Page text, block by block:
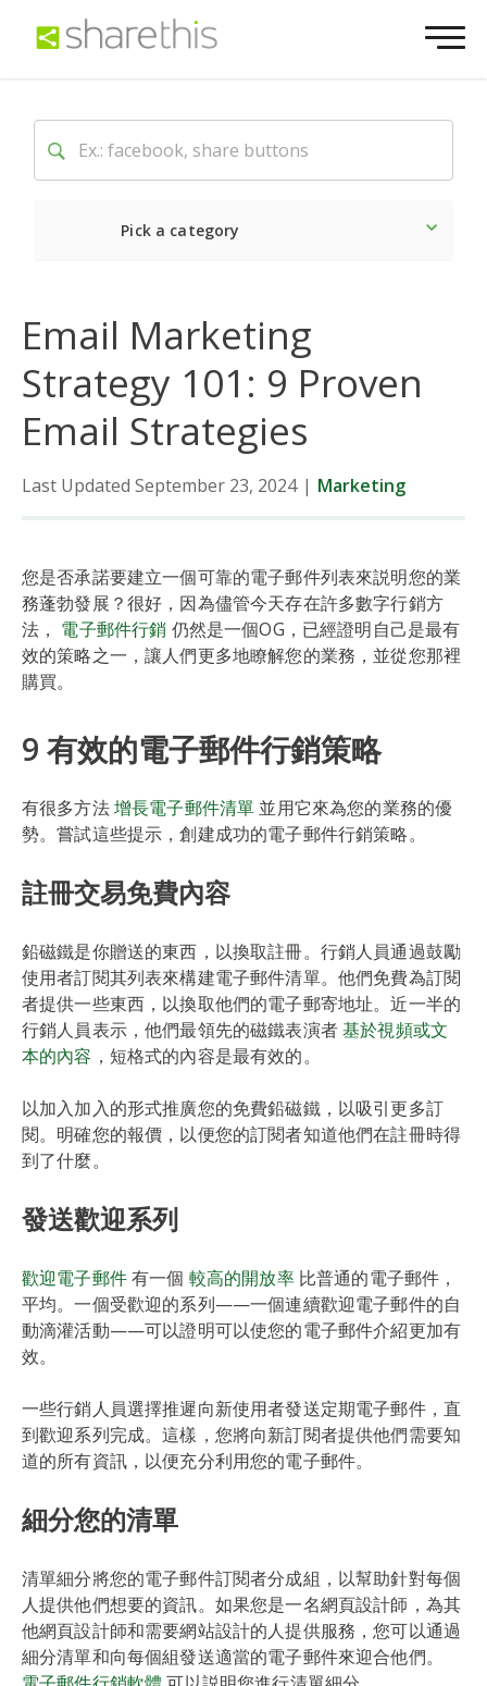
Pick a category
Email Marketing
Strategy 101: 9 Proven
Email Strategies
Last Updated September 23, 2024 | Marketing
您是否承諾要建立一個可靠的電子郵件列表來説明您的業
務蓬勃發展？很好，因為儘管今天存在許多數字行銷方
法， 電子郵件行銷 仍然是一個OG，已經證明自己是最有
效的策略之一，讓人們更多地瞭解您的業務，並從您那裡
購買。
9 有效的電子郵件行銷策略
有很多方法增長電子郵件清單 並用它來為您的業務的優
勢。嘗試這些提示，創建成功的電子郵件行銷策略。
註冊交易免費內容
鉛磁鐵是你贈送的東西，以換取註冊。行銷人員通過鼓勵
使用者訂閱其列表來構建電子郵件清單。他們免費為訂閱
者提供一些東西，以換取他們的電子郵寄地址。近一半的
行銷人員表示，他們最領先的磁鐵表演者基於視頻或文
本的內容 ，短格式的內容是最有效的。
以加入加入的形式推廣您的免費鉛磁鐵，以吸引更多訂
閱。明確您的報價，以便您的訂閱者知道他們在註冊時得
到了什麼。
發送歡迎系列
歡迎電子郵件有一個 較高的開放率比普通的電子郵件，
平均。一個受歡迎的系列——一個連續歡迎電子郵件的自
動滴灌活動——可以證明可以使您的電子郵件介紹更加有
效。
一些行銷人員選擇推遲向新使用者發送定期電子郵件，直
到歡迎系列完成。這樣，您將向新訂閱者提供他們需要知
道的所有資訊，以便充分利用您的電子郵件。
細分您的清單
清單細分將您的電子郵件訂閱者分成組，以幫助針對每個
人提供他們想要的資訊。如果您是一名網頁設計師，為其
他網頁設計師和需要網站設計的人提供服務，您可以通過
細分清單和向每個組發送適當的電子郵件來迎合他們。